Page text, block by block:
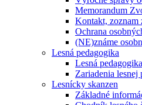
Memorandum
Kontakt, zoznam
Ochrana
(NE)známe
Lesná pedagogika
Lesná
Zariadenia lesnej
Lesnícky skanzen
Základné